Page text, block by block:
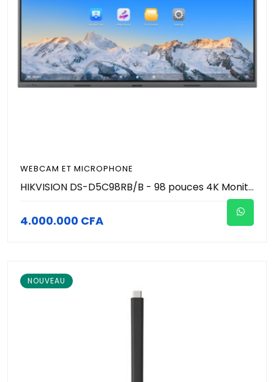
WEBCAM ET MICROPHONE
HIKVISION DS-D5C98RB/B - 98 pouces 4K Moniteur (écran) tactile intéractif de conference avec microphone et caméra 4K (48MP Photo / 8MP Vidéo )
4.000.000 CFA
NOUVEAU